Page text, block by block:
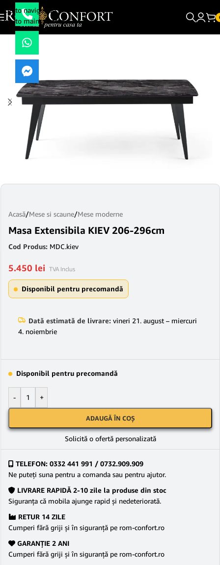
Skip to navigation
Skip to main content
Acasă/Mese si scaune/Mese moderne
Masa Extensibila KIEV 206-296cm
Cod Produs: MDC.kiev
5.450 lei TVA Inclus
Disponibil pentru precomandă
Dată estimată de livrare: vineri 21. august – miercuri
4. noiembrie
Disponibil pentru precomandă
- +
ADAUGĂ ÎN COȘ
Solicită o ofertă personalizată
TELEFON: 0332 441 991 / 0732.909.909
Ne puteţi suna pentru a comanda sau pentru ajutor.
LIVRARE RAPIDĂ 2-10 zile la produse din stoc
Siguranţa că mobila ajunge rapid şi nedeteriorată.
RETUR 14 ZILE
Cumperi fără griji şi în siguranţă pe rom-confort.ro
GARANŢIE 2 ANI
Cumperi fără griji şi în siguranţă pe rom-confort.ro